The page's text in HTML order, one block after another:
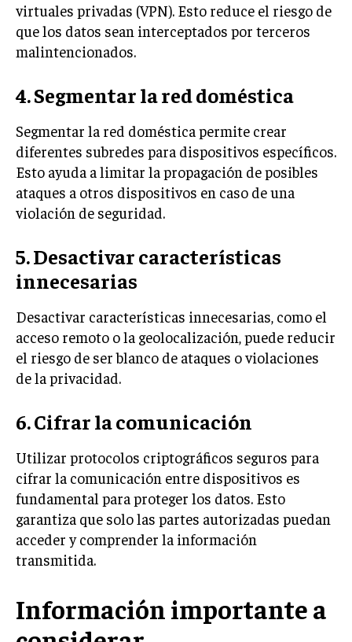
virtuales privadas (VPN). Esto reduce el riesgo de
que los datos sean interceptados por terceros
malintencionados.
4. Segmentar la red doméstica
Segmentar la red doméstica permite crear
diferentes subredes para dispositivos específicos.
Esto ayuda a limitar la propagación de posibles
ataques a otros dispositivos en caso de una
violación de seguridad.
5. Desactivar características
innecesarias
Desactivar características innecesarias, como el
acceso remoto o la geolocalización, puede reducir
el riesgo de ser blanco de ataques o violaciones
de la privacidad.
6. Cifrar la comunicación
Utilizar protocolos criptográficos seguros para
cifrar la comunicación entre dispositivos es
fundamental para proteger los datos. Esto
garantiza que solo las partes autorizadas puedan
acceder y comprender la información
transmitida.
Información importante a